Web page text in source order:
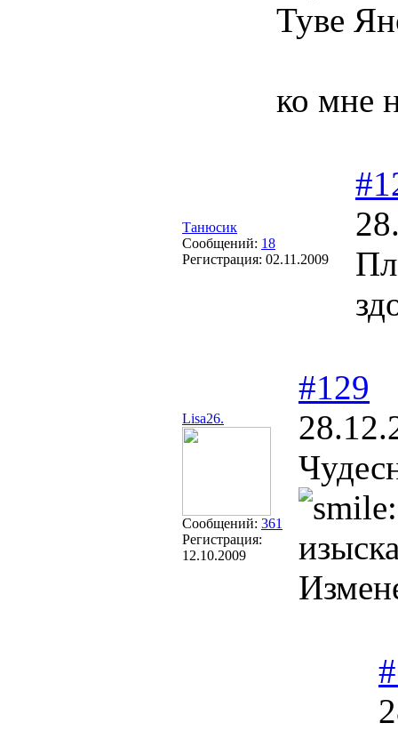
Туве
ко мне
Танюсик
Сообщений: 18
Регистрация: 02.11.2009
Lisa26.
Сообщений: 361
Регистрация:
12.10.2009
#129